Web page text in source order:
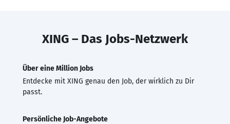
XING – Das Jobs-Netzwerk
Über eine Million Jobs
Entdecke mit XING genau den Job, der wirklich zu Dir
passt.
Persönliche Job-Angebote